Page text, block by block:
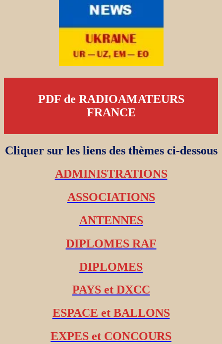
PDF de RADIOAMATEURS
FRANCE
Cliquer sur les liens des thèmes ci-dessous
ADMINISTRATIONS
ASSOCIATIONS
ANTENNES
DIPLOMES RAF
DIPLOMES
PAYS et DXCC
ESPACE et BALLONS
EXPES et CONCOURS